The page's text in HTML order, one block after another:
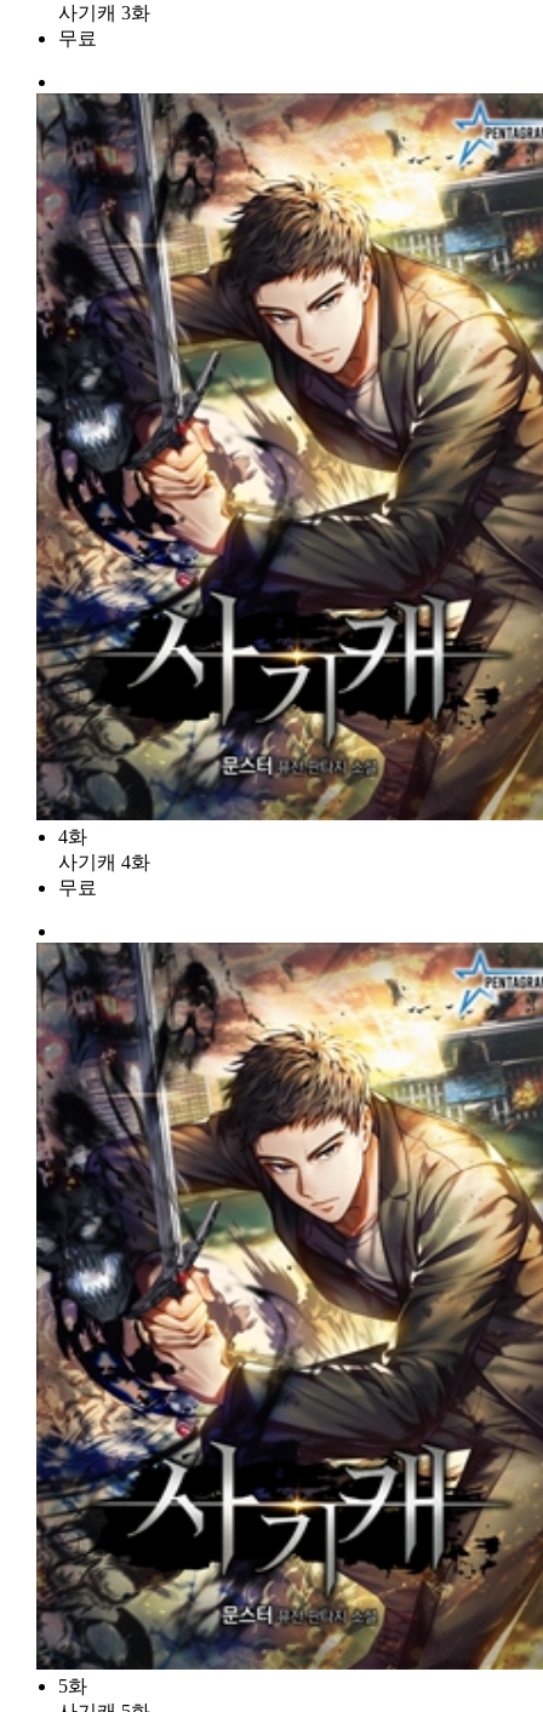
사기캐 3화
무료
4화
사기캐 4화
무료
5화